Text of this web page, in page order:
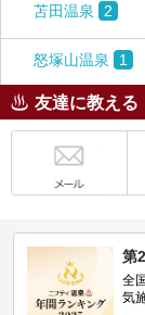
苫田温泉 2
怒塚山温泉 1
友達に教える
第
全
気